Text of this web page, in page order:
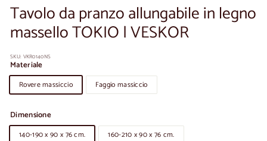
Tavolo da pranzo allungabile in legno
massello TOKIO | VESKOR
SKU: VKR0140NS
Materiale
Rovere massiccio Faggio massiccio
Dimensione
140-190 x 90 x 76 cm. 160-210 x 90 x 76 cm.